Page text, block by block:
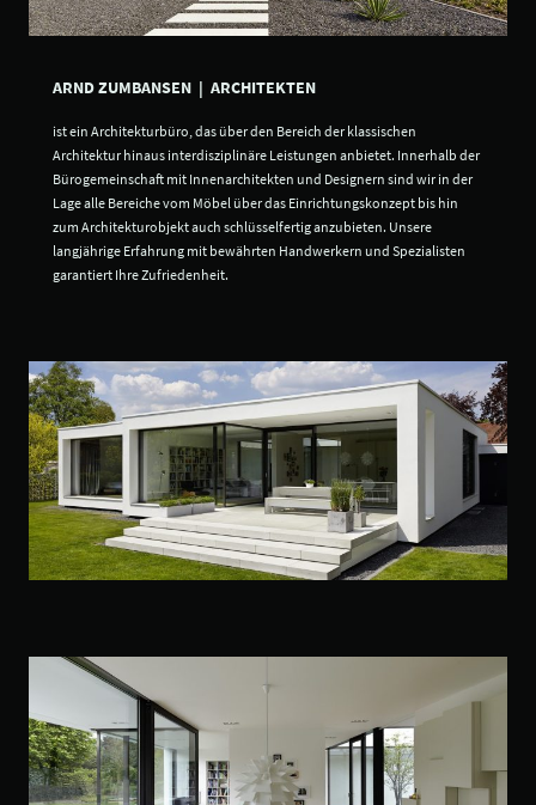
ARND ZUMBANSEN | ARCHITEKTEN
ist ein Architekturbüro, das über den Bereich der klassischen
Architektur hinaus interdisziplinäre Leistungen anbietet. Innerhalb der
Bürogemeinschaft mit Innenarchitekten und Designern sind wir in der
Lage alle Bereiche vom Möbel über das Einrichtungskonzept bis hin
zum Architekturobjekt auch schlüsselfertig anzubieten. Unsere
langjährige Erfahrung mit bewährten Handwerkern und Spezialisten
garantiert Ihre Zufriedenheit.